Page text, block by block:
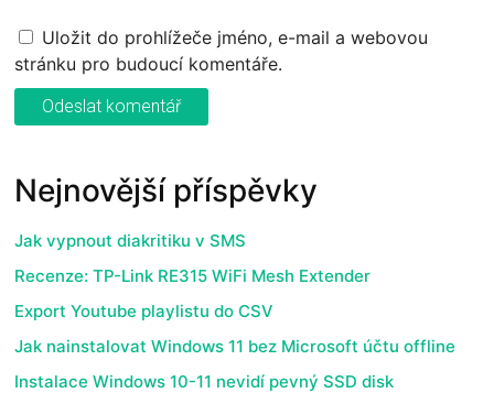
Uložit do prohlížeče jméno, e-mail a webovou
stránku pro budoucí komentáře.
Nejnovější příspěvky
Jak vypnout diakritiku v SMS
Recenze: TP-Link RE315 WiFi Mesh Extender
Export Youtube playlistu do CSV
Jak nainstalovat Windows 11 bez Microsoft účtu offline
Instalace Windows 10-11 nevidí pevný SSD disk